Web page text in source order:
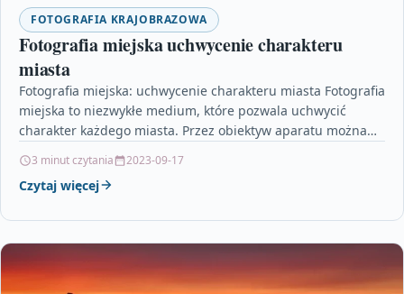
FOTOGRAFIA KRAJOBRAZOWA
Fotografia miejska uchwycenie charakteru
miasta
Fotografia miejska: uchwycenie charakteru miasta Fotografia
miejska to niezwykłe medium, które pozwala uchwycić
charakter każdego miasta. Przez obiektyw aparatu można
3 minut czytania 2023-09-17
Czytaj więcej